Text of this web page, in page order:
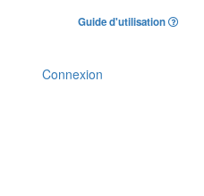
Guide d'utilisation
Connexion